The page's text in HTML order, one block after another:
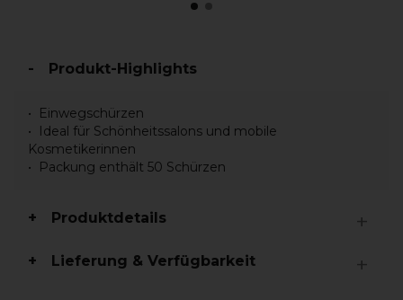
Produkt-Highlights
Einwegschürzen
Ideal für Schönheitssalons und mobile
Kosmetikerinnen
Packung enthält 50 Schürzen
Produktdetails
Lieferung & Verfügbarkeit